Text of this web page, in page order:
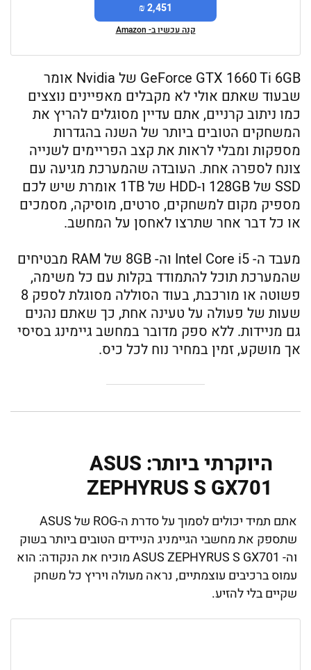
2,451 ₪
קנה עכשיו ב- Amazon
GeForce GTX 1660 Ti 6GB של Nvidia אומר
שבעוד שאתם אולי לא מקבלים מאפיינים נוצצים
כמו ניתוב קרניים, אתם עדיין מסוגלים להריץ את
המשחקים הטובים ביותר של השנה בהגדרות
מספקות ומבלי לראות את קצב הפריימים לשנייה
צונח לספרה אחת. העובדה שהמערכת מגיעה עם
SSD של 128GB ו-HDD של 1TB אומרת שיש לכם
מספיק מקום למשחקים, סרטים, מוסיקה, מסמכים
או כל דבר אחר שתרצו לאחסן על המחשב.
מעבד ה- Intel Core i5 וה- 8GB של RAM מבטיחים
שהמערכת תוכל להתמודד בקלות עם כל משימה,
פשוטה או מורכבת, בעוד הסוללה מסוגלת לספק 8
שעות של פעולה על טעינה אחת, כך שאתם נהנים
גם מניידות. ללא ספק מדובר במחשב גיימינג בסיסי
אך מושקע, זמין במחיר נוח לכל כיס.
היוקרתי ביותר: ASUS
ZEPHYRUS S GX701
אתם תמיד יכולים לסמוך על סדרת ה-ROG של ASUS
שתספק את מחשבי הגיימניג הניידים הטובים ביותר בשוק
וה- ASUS ZEPHYRUS S GX701 מוכיח את הנקודה: הוא
עמוס ברכיבים עוצמתיים, נראה מעולה ויריץ כל משחק
שקיים בלי להזיע.